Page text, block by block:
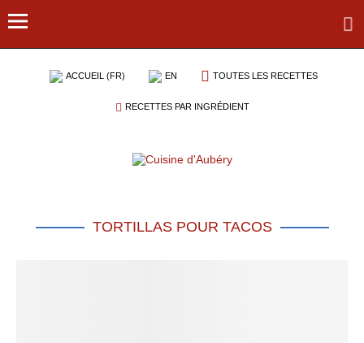
ACCUEIL (FR) EN TOUTES LES RECETTES
RECETTES PAR INGRÉDIENT
TORTILLAS POUR TACOS